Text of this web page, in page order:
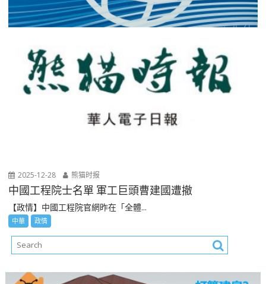
2025-12-28 熊猫时报
中國工程院士名單 軍工巨頭曹建國遭撤
【政情】中國工程院官網昨在「全體...
中華 政情